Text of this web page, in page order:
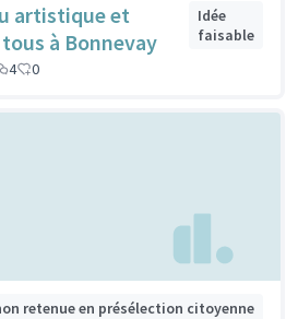
artistique et
à Bonnevay
Idée
faisable
4 0
retenue en présélection citoyenne